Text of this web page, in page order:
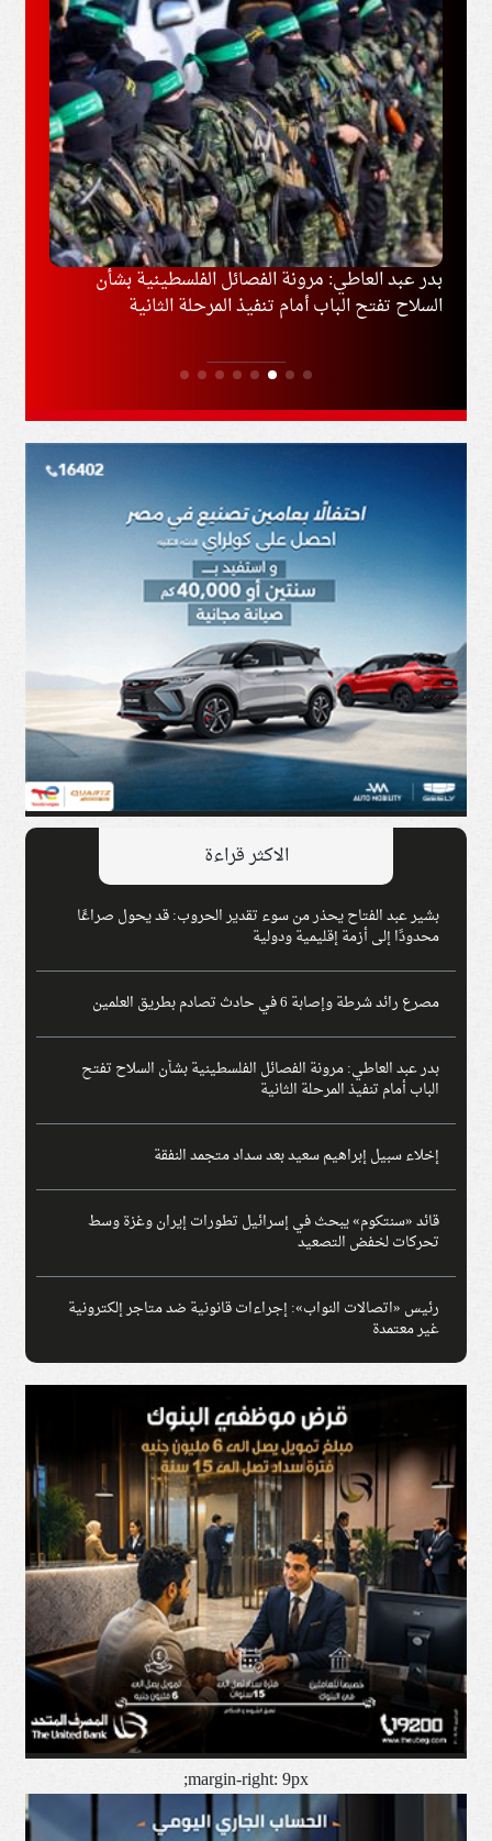
بدر عبد العاطي: مرونة الفصائل الفلسطينية بشأن
السلاح تفتح الباب أمام تنفيذ المرحلة الثانية
الاكثر قراءة
بشير عبد الفتاح يحذر من سوء تقدير الحروب: قد يحول صراعًا
محدودًا إلى أزمة إقليمية ودولية
مصرع رائد شرطة وإصابة 6 في حادث تصادم بطريق العلمين
بدر عبد العاطي: مرونة الفصائل الفلسطينية بشأن السلاح تفتح
الباب أمام تنفيذ المرحلة الثانية
إخلاء سبيل إبراهيم سعيد بعد سداد متجمد النفقة
قائد «سنتكوم» يبحث في إسرائيل تطورات إيران وغزة وسط
تحركات لخفض التصعيد
رئيس «اتصالات النواب»: إجراءات قانونية ضد متاجر إلكترونية
غير معتمدة
margin-right: 9px;